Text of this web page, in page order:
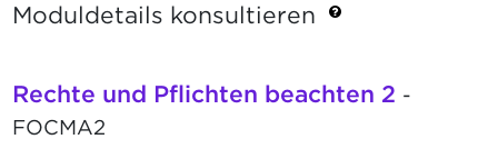
Moduldetails konsultieren
Rechte und Pflichten beachten 2 -
FOCMA2